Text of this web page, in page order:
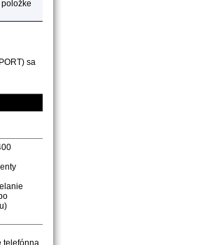
položke
sa
telefónna